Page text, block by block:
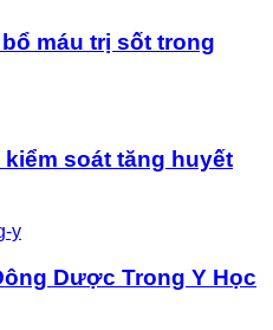
máu trị sốt trong
soát tăng huyết
Dược Trong Y Học